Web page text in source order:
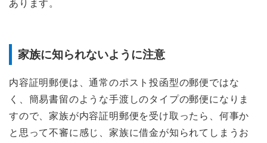
あります。
家族に知られないように注意
内容証明郵便は、通常のポスト投函型の郵便ではな
く、簡易書留のような手渡しのタイプの郵便になりま
すので、家族が内容証明郵便を受け取ったら、何事か
と思って不審に感じ、家族に借金が知られてしまうお